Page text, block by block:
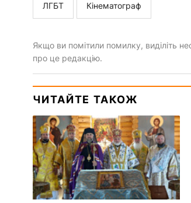
ЛГБТ Кінематограф
Якщо ви помітили помилку, виділіть
про це редакцію.
ЧИТАЙТЕ ТАКОЖ